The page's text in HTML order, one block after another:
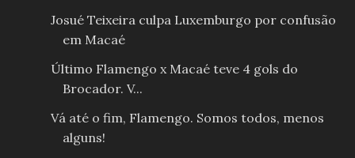
Josué Teixeira culpa Luxemburgo por confusão
em Macaé
Último Flamengo x Macaé teve 4 gols do
Brocador. V...
Vá até o fim, Flamengo. Somos todos, menos
alguns!